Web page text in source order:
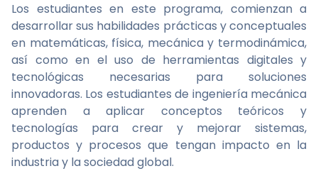
Los estudiantes en este programa, comienzan a
desarrollar sus habilidades prácticas y conceptuales
en matemáticas, física, mecánica y termodinámica,
así como en el uso de herramientas digitales y
tecnológicas necesarias para soluciones
innovadoras. Los estudiantes de ingeniería mecánica
aprenden a aplicar conceptos teóricos y
tecnologías para crear y mejorar sistemas,
productos y procesos que tengan impacto en la
industria y la sociedad global.